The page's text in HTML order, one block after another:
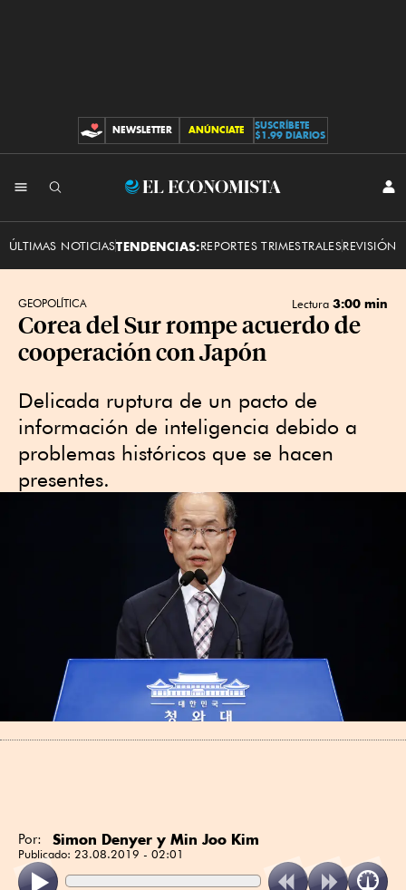
CONTRIBUCIONES
NEWSLETTER ANÚNCIATE
SUSCRÍBETE
$1.99 DIARIOS
El
ÚLTIMAS NOTICIASTENDENCIAS:REPORTES TRIMESTRALESREVISIÓN
GEOPOLÍTICA Lectura 3:00 min
Corea del Sur rompe acuerdo de
cooperación con Japón
Delicada ruptura de un pacto de
información de inteligencia debido a
problemas históricos que se hacen
presentes.
Por: Simon Denyer y Min Joo Kim
Publicado: 23.08.2019 - 02:01